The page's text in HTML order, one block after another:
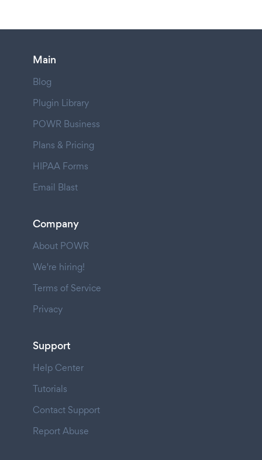
Main
Blog
Plugin Library
POWR Business
Plans & Pricing
HIPAA Forms
Email Blast
Company
About POWR
We're hiring!
Terms of Service
Privacy
Support
Help Center
Tutorials
Contact Support
Report Abuse